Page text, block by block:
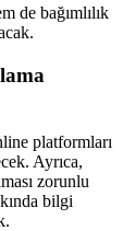
de bağımlılık
platformları
Ayrıca,
zorunlu
bilgi